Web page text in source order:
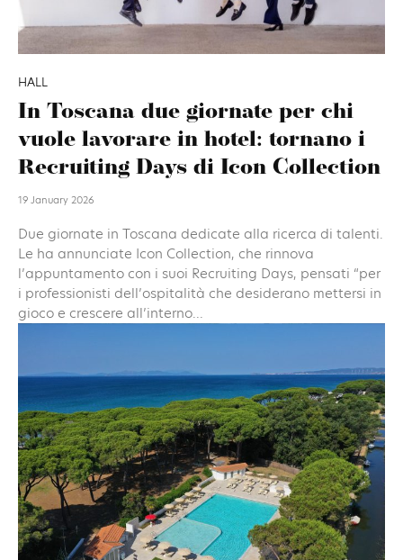
HALL
In Toscana due giornate per chi
vuole lavorare in hotel: tornano i
Recruiting Days di Icon Collection
19 January 2026
Due giornate in Toscana dedicate alla ricerca di talenti.
Le ha annunciate Icon Collection, che rinnova
l’appuntamento con i suoi Recruiting Days, pensati “per
i professionisti dell’ospitalità che desiderano mettersi in
gioco e crescere all’interno...